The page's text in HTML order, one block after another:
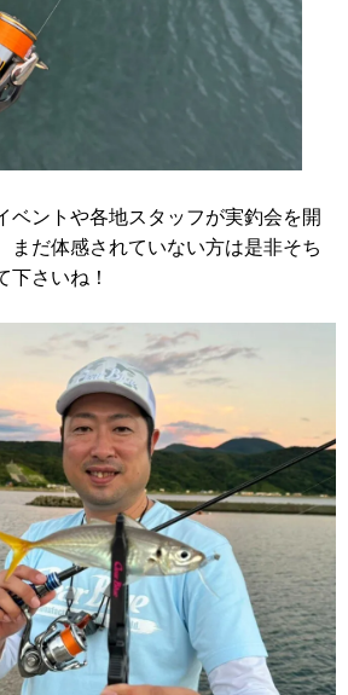
ベントや各地スタッフが実釣会を開
まだ体感されていない方は是非そち
下さいね！